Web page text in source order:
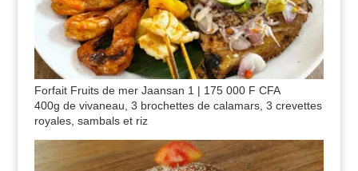
Forfait Fruits de mer Jaansan 1 | 175 000 F CFA
400g de vivaneau, 3 brochettes de calamars, 3 crevettes
royales, sambals et riz